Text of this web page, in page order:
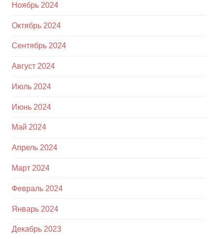
Ноябрь 2024
Октябрь 2024
Сентябрь 2024
Август 2024
Июль 2024
Июнь 2024
Май 2024
Апрель 2024
Март 2024
Февраль 2024
Январь 2024
Декабрь 2023